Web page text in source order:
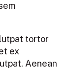
tortor
ex
Aenean